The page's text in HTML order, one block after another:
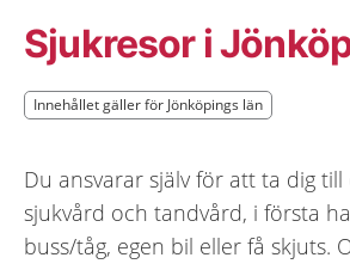
Sjukresor i
Innehållet gäller för Jönköpings län
Innehållet gäller för Jönköpings län
Du ansvarar själv för att ta dig
sjukvård och tandvård, i första
buss/tåg, egen bil eller få skjuts.